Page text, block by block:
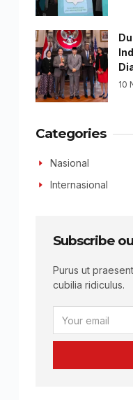
10
Categories
Nasional
Internasional
Subscribe
Purus ut
cubilia ridiculus.